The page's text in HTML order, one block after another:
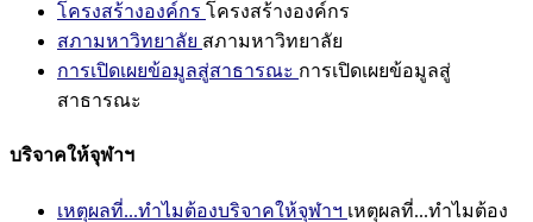
โครงสร้างองค์กร โครงสร้างองค์กร
สภามหาวิทยาลัย สภามหาวิทยาลัย
การเปิดเผยข้อมูลสู่สาธารณะ การเปิดเผยข้อมูลสู่
สาธารณะ
บริจาคให้จุฬาฯ
เหตุผลที่...ทำไมต้องบริจาคให้จุฬาฯ เหตุผลที่...ทำไมต้อง